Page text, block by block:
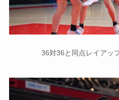
36対36と同点レイアッ